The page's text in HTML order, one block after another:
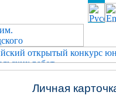
Личная